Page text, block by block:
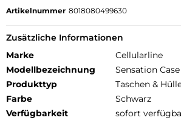
Artikelnummer 8018080499630
Zusätzliche Informationen
Marke
Cellularline
Modellbezeichnung
Sensation Case
Produkttyp
Taschen &
Farbe
Schwarz
Verfügbarkeit
sofort